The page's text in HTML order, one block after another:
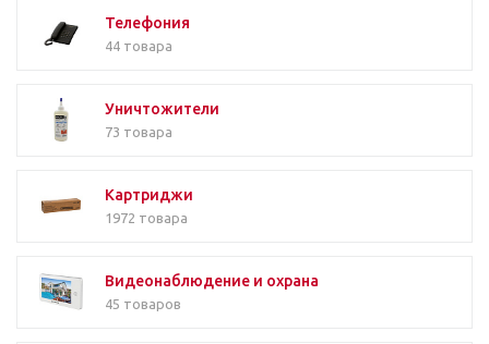
Телефония
44 товара
Уничтожители
73 товара
Картриджи
1972 товара
Видеонаблюдение и охрана
45 товаров